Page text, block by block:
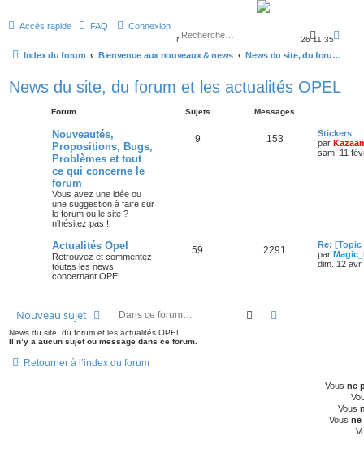
Accès rapide FAQ Connexion
Nous sommes le ven. 07 août 2026 11:35
Index du forum Bienvenue aux nouveaux & news News du site, du forum et les actualités OPEL
News du site, du forum et les actualités OPEL
Forum Sujets Messages
Nouveautés,
Propositions, Bugs,
Problèmes et tout
ce qui concerne le
forum
Vous avez une idée ou
une suggestion à faire sur
le forum ou le site ?
n'hésitez pas !
9 153
Stickers
par
sam. 11
Actualités Opel
Retrouvez et commentez
toutes les news
concernant OPEL.
59 2291
Re:
par
dim. 12
Nouveau sujet Rechercher
News du site, du forum et les actualités OPEL
Il n’y a aucun sujet ou message dans ce forum.
Retourner à l’index du forum
Vous ne
Vous
Vous ne